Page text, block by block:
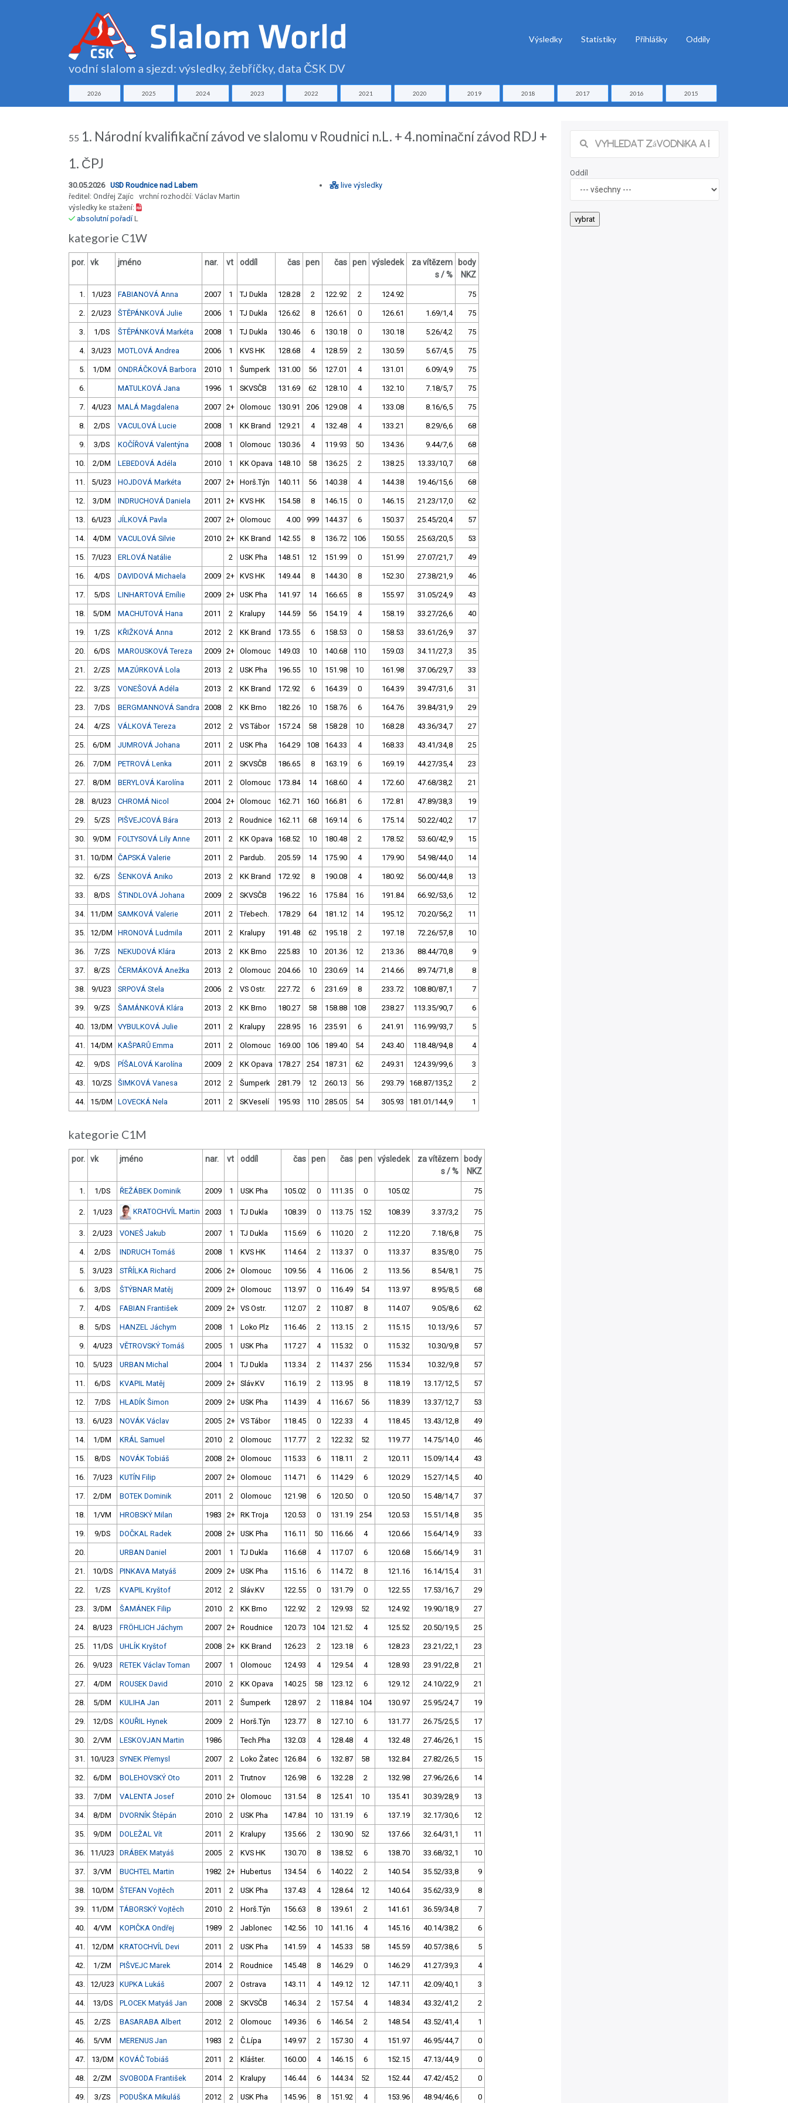
vodní slalom a sjezd: výsledky, žebříčky, data ČSK DV
Výsledky Statistiky Přihlášky Oddíly
2026 2025 2024 2023 2022 2021 2020 2019 2018 2017 2016 2015
55 1. Národní kvalifikační závod ve slalomu v Roudnici n.L. + 4.nominační závod RDJ +
1. ČPJ
30.05.2026 USD Roudnice nad Labem
ředitel: Ondřej Zajíc vrchní rozhodčí: Václav Martin
výsledky ke stažení:
absolutní pořadíL
live výsledky
kategorie C1W
por. vk jméno nar. vt oddíl čas pen čas pen výsledek
za vítězem
s / %
body
NKZ
1. 1/U23 FABIANOVÁ Anna 2007 1 TJ Dukla 128.28 2 122.92 2 124.92 75
2. 2/U23 ŠTĚPÁNKOVÁ Julie 2006 1 TJ Dukla 126.62 8 126.61 0 126.61 1.69/1,4 75
3. 1/DS ŠTĚPÁNKOVÁ Markéta 2008 1 TJ Dukla 130.46 6 130.18 0 130.18 5.26/4,2 75
4. 3/U23 MOTLOVÁ Andrea 2006 1 KVS HK 128.68 4 128.59 2 130.59 5.67/4,5 75
5. 1/DM ONDRÁČKOVÁ Barbora 2010 1 Šumperk 131.00 56 127.01 4 131.01 6.09/4,9 75
6. MATULKOVÁ Jana 1996 1 SKVSČB 131.69 62 128.10 4 132.10 7.18/5,7 75
7. 4/U23 MALÁ Magdalena 2007 2+ Olomouc 130.91 206 129.08 4 133.08 8.16/6,5 75
8. 2/DS VACULOVÁ Lucie 2008 1 KK Brand 129.21 4 132.48 4 133.21 8.29/6,6 68
9. 3/DS KOČÍŘOVÁ Valentýna 2008 1 Olomouc 130.36 4 119.93 50 134.36 9.44/7,6 68
10. 2/DM LEBEDOVÁ Adéla 2010 1 KK Opava 148.10 58 136.25 2 138.25 13.33/10,7 68
11. 5/U23 HOJDOVÁ Markéta 2007 2+ Horš.Týn 140.11 56 140.38 4 144.38 19.46/15,6 68
12. 3/DM INDRUCHOVÁ Daniela 2011 2+ KVS HK 154.58 8 146.15 0 146.15 21.23/17,0 62
13. 6/U23 JÍLKOVÁ Pavla 2007 2+ Olomouc 4.00 999 144.37 6 150.37 25.45/20,4 57
14. 4/DM VACULOVÁ Silvie 2010 2+ KK Brand 142.55 8 136.72 106 150.55 25.63/20,5 53
15. 7/U23 ERLOVÁ Natálie 2 USK Pha 148.51 12 151.99 0 151.99 27.07/21,7 49
16. 4/DS DAVIDOVÁ Michaela 2009 2+ KVS HK 149.44 8 144.30 8 152.30 27.38/21,9 46
17. 5/DS LINHARTOVÁ Emílie 2009 2+ USK Pha 141.97 14 166.65 8 155.97 31.05/24,9 43
18. 5/DM MACHUTOVÁ Hana 2011 2 Kralupy 144.59 56 154.19 4 158.19 33.27/26,6 40
19. 1/ZS KŘIŽKOVÁ Anna 2012 2 KK Brand 173.55 6 158.53 0 158.53 33.61/26,9 37
20. 6/DS MAROUSKOVÁ Tereza 2009 2+ Olomouc 149.03 10 140.68 110 159.03 34.11/27,3 35
21. 2/ZS MAZÚRKOVÁ Lola 2013 2 USK Pha 196.55 10 151.98 10 161.98 37.06/29,7 33
22. 3/ZS VONEŠOVÁ Adéla 2013 2 KK Brand 172.92 6 164.39 0 164.39 39.47/31,6 31
23. 7/DS BERGMANNOVÁ Sandra 2008 2 KK Brno 182.26 10 158.76 6 164.76 39.84/31,9 29
24. 4/ZS VÁLKOVÁ Tereza 2012 2 VS Tábor 157.24 58 158.28 10 168.28 43.36/34,7 27
25. 6/DM JUMROVÁ Johana 2011 2 USK Pha 164.29 108 164.33 4 168.33 43.41/34,8 25
26. 7/DM PETROVÁ Lenka 2011 2 SKVSČB 186.65 8 163.19 6 169.19 44.27/35,4 23
27. 8/DM BERYLOVÁ Karolína 2011 2 Olomouc 173.84 14 168.60 4 172.60 47.68/38,2 21
28. 8/U23 CHROMÁ Nicol 2004 2+ Olomouc 162.71 160 166.81 6 172.81 47.89/38,3 19
29. 5/ZS PIŠVEJCOVÁ Bára 2013 2 Roudnice 162.11 68 169.14 6 175.14 50.22/40,2 17
30. 9/DM FOLTYSOVÁ Lily Anne 2011 2 KK Opava 168.52 10 180.48 2 178.52 53.60/42,9 15
31. 10/DM ČAPSKÁ Valerie 2011 2 Pardub. 205.59 14 175.90 4 179.90 54.98/44,0 14
32. 6/ZS ŠENKOVÁ Aniko 2013 2 KK Brand 172.92 8 190.08 4 180.92 56.00/44,8 13
33. 8/DS ŠTINDLOVÁ Johana 2009 2 SKVSČB 196.22 16 175.84 16 191.84 66.92/53,6 12
34. 11/DM SAMKOVÁ Valerie 2011 2 Třebech. 178.29 64 181.12 14 195.12 70.20/56,2 11
35. 12/DM HRONOVÁ Ludmila 2011 2 Kralupy 191.48 62 195.18 2 197.18 72.26/57,8 10
36. 7/ZS NEKUDOVÁ Klára 2013 2 KK Brno 225.83 10 201.36 12 213.36 88.44/70,8 9
37. 8/ZS ČERMÁKOVÁ Anežka 2013 2 Olomouc 204.66 10 230.69 14 214.66 89.74/71,8 8
38. 9/U23 SRPOVÁ Stela 2006 2 VS Ostr. 227.72 6 231.69 8 233.72 108.80/87,1 7
39. 9/ZS ŠAMÁNKOVÁ Klára 2013 2 KK Brno 180.27 58 158.88 108 238.27 113.35/90,7 6
40. 13/DM VYBULKOVÁ Julie 2011 2 Kralupy 228.95 16 235.91 6 241.91 116.99/93,7 5
41. 14/DM KAŠPARŮ Emma 2011 2 Olomouc 169.00 106 189.40 54 243.40 118.48/94,8 4
42. 9/DS PÍŠALOVÁ Karolína 2009 2 KK Opava 178.27 254 187.31 62 249.31 124.39/99,6 3
43. 10/ZS ŠIMKOVÁ Vanesa 2012 2 Šumperk 281.79 12 260.13 56 293.79 168.87/135,2 2
44. 15/DM LOVECKÁ Nela 2011 2 SKVeselí 195.93 110 285.05 54 305.93 181.01/144,9 1
kategorie C1M
por. vk jméno nar. vt oddíl čas pen čas pen výsledek
za vítězem
s / %
body
NKZ
1. 1/DS ŘEŽÁBEK Dominik 2009 1 USK Pha 105.02 0 111.35 0 105.02 75
2. 1/U23 KRATOCHVÍL Martin 2003 1 TJ Dukla 108.39 0 113.75 152 108.39 3.37/3,2 75
3. 2/U23 VONEŠ Jakub 2007 1 TJ Dukla 115.69 6 110.20 2 112.20 7.18/6,8 75
4. 2/DS INDRUCH Tomáš 2008 1 KVS HK 114.64 2 113.37 0 113.37 8.35/8,0 75
5. 3/U23 STŘÍLKA Richard 2006 2+ Olomouc 109.56 4 116.06 2 113.56 8.54/8,1 75
6. 3/DS ŠTÝBNAR Matěj 2009 2+ Olomouc 113.97 0 116.49 54 113.97 8.95/8,5 68
7. 4/DS FABIAN František 2009 2+ VS Ostr. 112.07 2 110.87 8 114.07 9.05/8,6 62
8. 5/DS HANZEL Jáchym 2008 1 Loko Plz 116.46 2 113.15 2 115.15 10.13/9,6 57
9. 4/U23 VĚTROVSKÝ Tomáš 2005 1 USK Pha 117.27 4 115.32 0 115.32 10.30/9,8 57
10. 5/U23 URBAN Michal 2004 1 TJ Dukla 113.34 2 114.37 256 115.34 10.32/9,8 57
11. 6/DS KVAPIL Matěj 2009 2+ Sláv.KV 116.19 2 113.95 8 118.19 13.17/12,5 57
12. 7/DS HLADÍK Šimon 2009 2+ USK Pha 114.39 4 116.67 56 118.39 13.37/12,7 53
13. 6/U23 NOVÁK Václav 2005 2+ VS Tábor 118.45 0 122.33 4 118.45 13.43/12,8 49
14. 1/DM KRÁL Samuel 2010 2 Olomouc 117.77 2 122.32 52 119.77 14.75/14,0 46
15. 8/DS NOVÁK Tobiáš 2008 2+ Olomouc 115.33 6 118.11 2 120.11 15.09/14,4 43
16. 7/U23 KUTÍN Filip 2007 2+ Olomouc 114.71 6 114.29 6 120.29 15.27/14,5 40
17. 2/DM BOTEK Dominik 2011 2 Olomouc 121.98 6 120.50 0 120.50 15.48/14,7 37
18. 1/VM HROBSKÝ Milan 1983 2+ RK Troja 120.53 0 131.19 254 120.53 15.51/14,8 35
19. 9/DS DOČKAL Radek 2008 2+ USK Pha 116.11 50 116.66 4 120.66 15.64/14,9 33
20. URBAN Daniel 2001 1 TJ Dukla 116.68 4 117.07 6 120.68 15.66/14,9 31
21. 10/DS PINKAVA Matyáš 2009 2+ USK Pha 115.16 6 114.72 8 121.16 16.14/15,4 31
22. 1/ZS KVAPIL Kryštof 2012 2 Sláv.KV 122.55 0 131.79 0 122.55 17.53/16,7 29
23. 3/DM ŠAMÁNEK Filip 2010 2 KK Brno 122.92 2 129.93 52 124.92 19.90/18,9 27
24. 8/U23 FRÖHLICH Jáchym 2007 2+ Roudnice 120.73 104 121.52 4 125.52 20.50/19,5 25
25. 11/DS UHLÍK Kryštof 2008 2+ KK Brand 126.23 2 123.18 6 128.23 23.21/22,1 23
26. 9/U23 RETEK Václav Toman 2007 1 Olomouc 124.93 4 129.54 4 128.93 23.91/22,8 21
27. 4/DM ROUSEK David 2010 2 KK Opava 140.25 58 123.12 6 129.12 24.10/22,9 21
28. 5/DM KULIHA Jan 2011 2 Šumperk 128.97 2 118.84 104 130.97 25.95/24,7 19
29. 12/DS KOUŘIL Hynek 2009 2 Horš.Týn 123.77 8 127.10 6 131.77 26.75/25,5 17
30. 2/VM LESKOVJAN Martin 1986 Tech.Pha 132.03 4 128.48 4 132.48 27.46/26,1 15
31. 10/U23 SYNEK Přemysl 2007 2 Loko Žatec 126.84 6 132.87 58 132.84 27.82/26,5 15
32. 6/DM BOLEHOVSKÝ Oto 2011 2 Trutnov 126.98 6 132.28 2 132.98 27.96/26,6 14
33. 7/DM VALENTA Josef 2010 2+ Olomouc 131.54 8 125.41 10 135.41 30.39/28,9 13
34. 8/DM DVORNÍK Štěpán 2010 2 USK Pha 147.84 10 131.19 6 137.19 32.17/30,6 12
35. 9/DM DOLEŽAL Vít 2011 2 Kralupy 135.66 2 130.90 52 137.66 32.64/31,1 11
36. 11/U23 DRÁBEK Matyáš 2005 2 KVS HK 130.70 8 138.52 6 138.70 33.68/32,1 10
37. 3/VM BUCHTEL Martin 1982 2+ Hubertus 134.54 6 140.22 2 140.54 35.52/33,8 9
38. 10/DM ŠTEFAN Vojtěch 2011 2 USK Pha 137.43 4 128.64 12 140.64 35.62/33,9 8
39. 11/DM TÁBORSKÝ Vojtěch 2010 2 Horš.Týn 156.63 8 139.61 2 141.61 36.59/34,8 7
40. 4/VM KOPIČKA Ondřej 1989 2 Jablonec 142.56 10 141.16 4 145.16 40.14/38,2 6
41. 12/DM KRATOCHVÍL Devi 2011 2 USK Pha 141.59 4 145.33 58 145.59 40.57/38,6 5
42. 1/ZM PIŠVEJC Marek 2014 2 Roudnice 145.48 8 146.29 0 146.29 41.27/39,3 4
43. 12/U23 KUPKA Lukáš 2007 2 Ostrava 143.11 4 149.12 12 147.11 42.09/40,1 3
44. 13/DS PLOCEK Matyáš Jan 2008 2 SKVSČB 146.34 2 157.54 4 148.34 43.32/41,2 2
45. 2/ZS BASARABA Albert 2012 2 Olomouc 149.36 6 146.54 2 148.54 43.52/41,4 1
46. 5/VM MERENUS Jan 1983 2 Č.Lípa 149.97 2 157.30 4 151.97 46.95/44,7 0
47. 13/DM KOVÁČ Tobiáš 2011 2 Klášter. 160.00 4 146.15 6 152.15 47.13/44,9 0
48. 2/ZM SVOBODA František 2014 2 Kralupy 146.44 6 144.34 52 152.44 47.42/45,2 0
49. 3/ZS PODUŠKA Mikuláš 2012 2 USK Pha 145.96 8 151.92 4 153.96 48.94/46,6 0
Oddíl